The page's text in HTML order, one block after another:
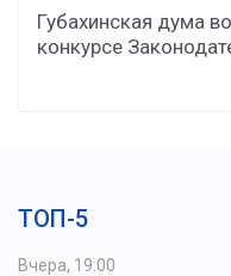
Губахинская дума
конкурсе
ТОП-5
Вчера, 19:00